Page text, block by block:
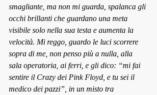
smagliante, ma non mi guarda, spalanca gli
occhi brillanti che guardano una meta
visibile solo nella sua testa e aumenta la
velocità. Mi reggo, guardo le luci scorrere
sopra di me, non penso più a nulla, alla
sala operatoria, ai ferri, e gli dico: “mi fai
sentire il Crazy dei Pink Floyd, e tu sei il
medico dei pazzi”, in un misto tra